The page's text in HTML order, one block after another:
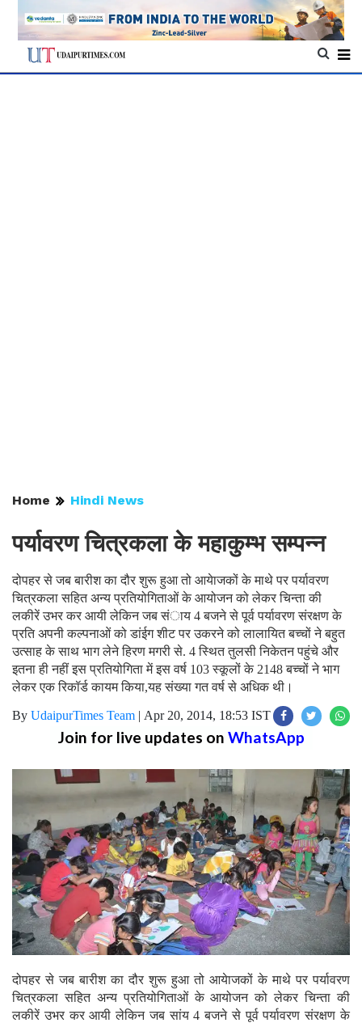
Home Hindi News
पर्यावरण चित्रकला के महाकुम्भ सम्पन्न
दोपहर से जब बारीश का दौर शुरू हुआ तो आयेाजकों के माथे पर पर्यावरण
चित्रकला सहित अन्य प्रतियोगिताओं के आयोजन को लेकर चिन्ता की
लकीरें उभर कर आयी लेकिन जब संाय 4 बजने से पूर्व पर्यावरण संरक्षण के
प्रति अपनी कल्पनाओं को डांईग शीट पर उकरने को लालायित बच्चों ने बहुत
उत्साह के साथ भाग लेने हिरण मगरी से. 4 स्थित तुलसी निकेतन पहुंचे और
इतना ही नहीं इस प्रतियोगिता में इस वर्ष 103 स्कूलों के 2148 बच्चों ने भाग
लेकर एक रिकॉर्ड कायम किया,यह संख्या गत वर्ष से अधिक थी।
By UdaipurTimes Team | Apr 20, 2014, 18:53 IST
Join for live updates on WhatsApp
दोपहर से जब बारीश का दौर शुरू हुआ तो आयेाजकों के माथे पर पर्यावरण
चित्रकला सहित अन्य प्रतियोगिताओं के आयोजन को लेकर चिन्ता की
लकीरें उभर कर आयी लेकिन जब सांय 4 बजने से पूर्व पर्यावरण संरक्षण के